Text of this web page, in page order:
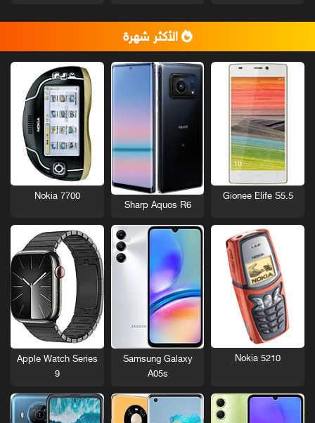
الأكثر شهرة
Gionee Elife S5.5
Sharp Aquos R6
Nokia 7700
Nokia 5210
Samsung Galaxy
A05s
Apple Watch Series
9